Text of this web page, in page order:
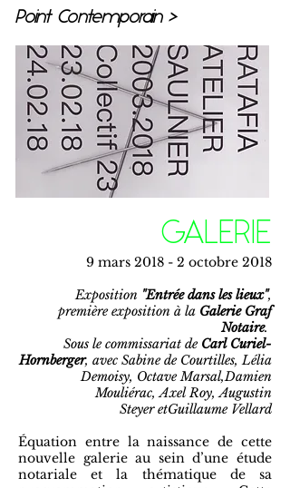
Point Contemporain >
GALERIE
9 mars 2018 - 2 octobre 2018
Exposition "Entrée dans les lieux",
première exposition à la Galerie Graf
Notaire.
Sous le commissariat de Carl Curiel-
Hornberger, avec Sabine de Courtilles,Lélia
Demoisy, Octave Marsal,Damien
Mouliérac,Axel Roy,Augustin
SteyeretGuillaume Vellard
Équation entre la naissance de cette
nouvelle galerie au sein d’une étude
notariale et la thématique de sa